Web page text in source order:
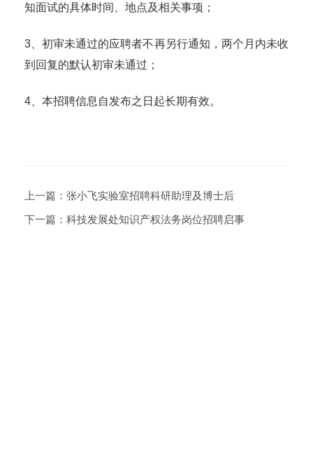
知面试的具体时间、地点及相关事项；
3、初审未通过的应聘者不再另行通知，两个月内未收
到回复的默认初审未通过；
4、本招聘信息自发布之日起长期有效。
上一篇： 张小飞实验室招聘科研助理及博士后
下一篇： 科技发展处知识产权法务岗位招聘启事